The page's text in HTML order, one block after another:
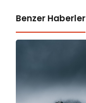
Benzer Haberler